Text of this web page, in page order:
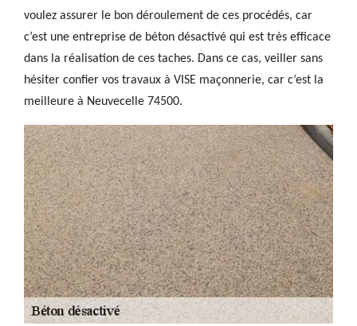
voulez assurer le bon déroulement de ces procédés, car
c’est une entreprise de béton désactivé qui est très efficace
dans la réalisation de ces taches. Dans ce cas, veiller sans
hésiter confier vos travaux à VISE maçonnerie, car c’est la
meilleure à Neuvecelle 74500.